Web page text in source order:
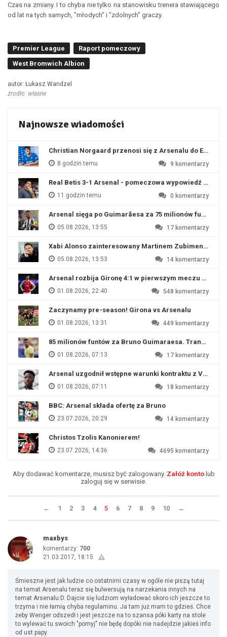
Czas na zmiany. I to chyba nie tylko na stanowisku trenera stawiającego
od lat na tych samych, "młodych" i "zdolnych" graczy.
Premier League
Raport pomeczowy
West Bromwich Albion
autor: Łukasz Wandzel
źrodło: własne
Najnowsze wiadomości
Christian Norgaard przenosi się z Arsenalu do
8 godzin temu 9 komentarzy
Real Betis 3-1 Arsenal - pomeczowa wypowiedź Artety
11 godzin temu 0 komentarzy
Arsenal sięga po Guimarãesa za 75 milionów funtów
05.08.2026, 13:55 17 komentarzy
Xabi Alonso zainteresowany Martinem Zubimendim
05.08.2026, 13:53 14 komentarzy
Arsenal rozbija Gironę 4:1 w pierwszym meczu
01.08.2026, 22:40 548 komentarzy
Zaczynamy pre-season! Girona vs Arsenalu
01.08.2026, 13:31 449 komentarzy
85 milionów funtów za Bruno Guimaraesa. Transfer
01.08.2026, 07:13 17 komentarzy
Arsenal uzgodnił wstępne warunki kontraktu z
01.08.2026, 07:11 18 komentarzy
BBC: Arsenal składa ofertę za Bruno
23.07.2026, 20:29 14 komentarzy
Christos Tzolis Kanonierem!
23.07.2026, 14:36 4695 komentarzy
Aby dodawać komentarze, musisz być zalogowany. Załóż kontolub
zaloguj się w serwisie.
← 1 2 3 4 5 6 7 8 9 10 →
maxbys
komentarzy: 700
21.03.2017, 18:15
Śmieszne jest jak ludzie co ostatnimi czasy w ogóle nie piszą tutaj
na temat Arsenalu teraz się bulwersują na narzekania innych na
temat Arsenalu:D. Dajcie się ludziom wyładować skoro ich jeszcze to
trzyma i nie łamią chyba regulaminu. Ja tam już mam to gdzieś. Chce
żeby Wenger odszedł i jest jeszcze na to szansa póki karty na stole
to wylewać tu swoich "pomyj" nie będę dopóki nie nadejdzie jakieś info
od ust papy.